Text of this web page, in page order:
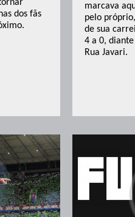
dos fãs
marcava
pelo
de sua
4 a 0, diante
Rua Javari.